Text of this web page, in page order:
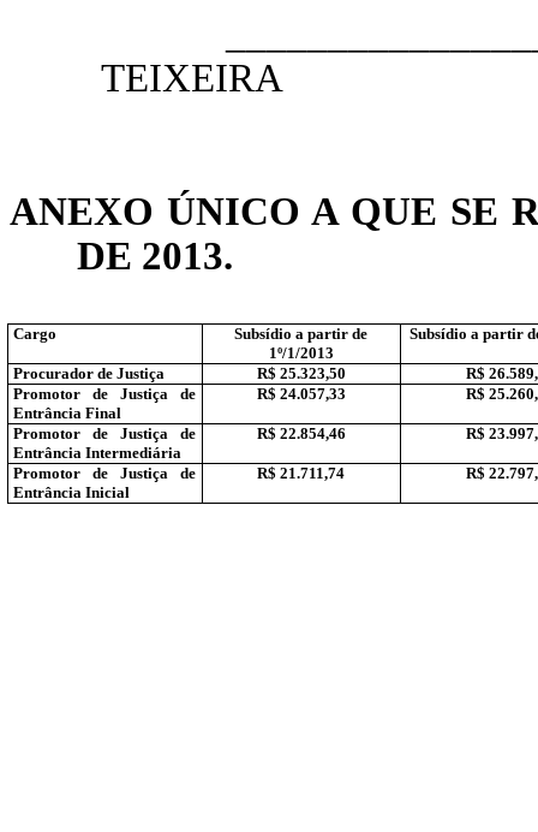
TEIXEIRA
ANEXO ÚNICO A QUE
DE 2013.
Cargo
Subsídio a partir de
1º/1/2013
Subsídio a partir
Procurador de Justiça R$ 25.323,50
R$
Promotor de Justiça de
Entrância Final
R$ 24.057,33 R$
Promotor de Justiça de
Entrância Intermediária
R$ 22.854,46 R$
Promotor de Justiça de
Entrância Inicial
R$ 21.711,74 R$